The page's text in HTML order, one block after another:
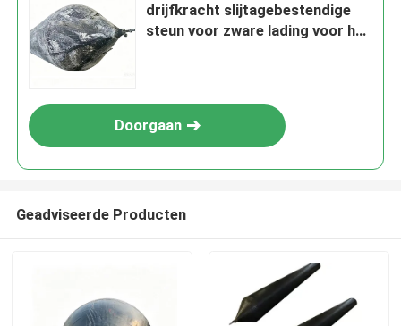
drijfkracht slijtagebestendige
steun voor zware lading voor het
Doorgaan
Geadviseerde Producten